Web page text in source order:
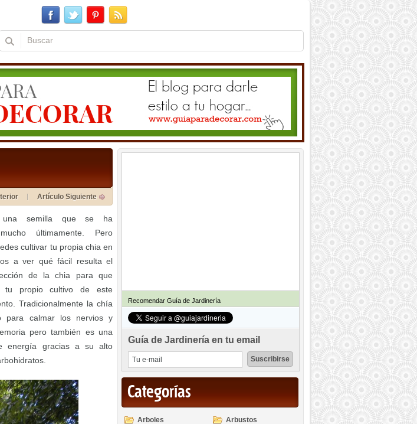
Artículo Siguiente
semilla que se ha
últimamente. Pero
cultivar tu propia chia en
a ver qué fácil resulta el
de la chia para que
tu propio cultivo de este
Tradicionalmente la chía
para calmar los nervios y
pero también es una
energía gracias a su alto
Recomendar Guía de Jardinería
Guía de Jardinería en tu email
Categorías
Arboles
Arbustos